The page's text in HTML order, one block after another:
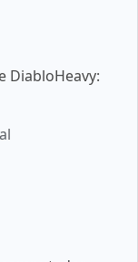
DiabloHeavy: